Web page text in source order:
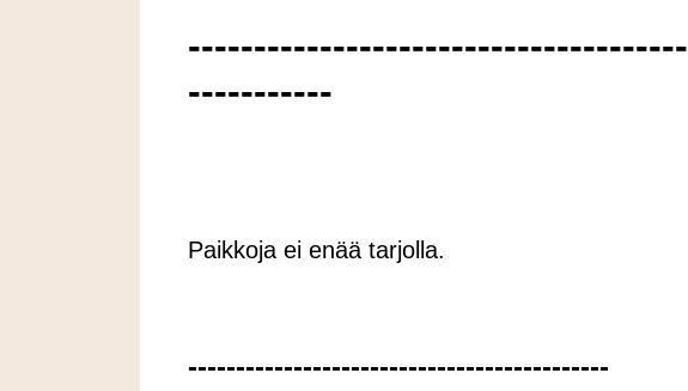
-----------
Paikkoja ei enää tarjolla.
--------------------------------------------